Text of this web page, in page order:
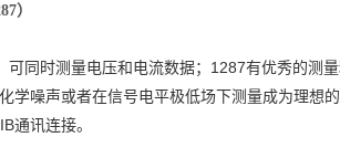
）
同时测量电压和电流数据；1287有优秀的测
学噪声或者在信号电平极低场下测量成为理想
通讯连接。